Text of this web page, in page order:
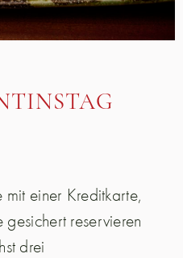
mit einer Kreditkarte,
reservieren
drei